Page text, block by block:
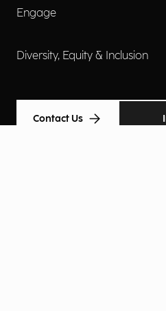
Engage
Diversity, Equity & Inclusion
Contact Us